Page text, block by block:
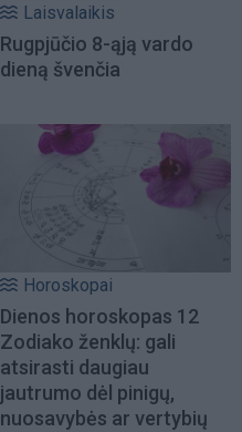
Laisvalaikis
Rugpjūčio 8-ąją vardo
dieną švenčia
Horoskopai
Dienos horoskopas 12
Zodiako ženklų: gali
atsirasti daugiau
jautrumo dėl pinigų,
nuosavybės ar vertybių